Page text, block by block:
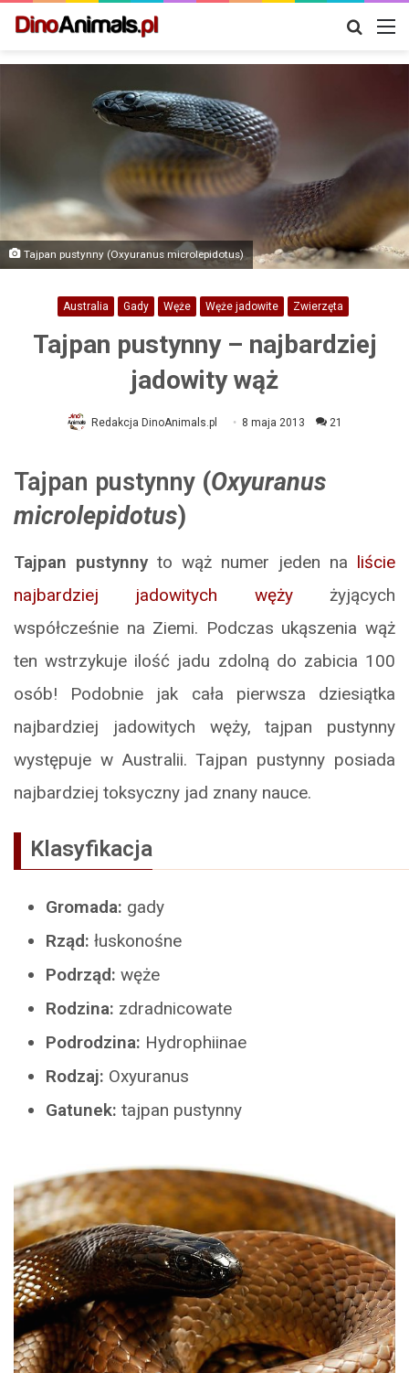
Szukaj
Tajpan pustynny (Oxyuranus microlepidotus)
Australia Gady Węże Węże jadowite Zwierzęta
Tajpan pustynny – najbardziej
jadowity wąż
Redakcja DinoAnimals.pl 8 maja 2013 21
Tajpan pustynny (Oxyuranus
microlepidotus)
Tajpan pustynnyto wąż numer jeden na liście
najbardziej jadowitych wężyżyjących
współcześnie na Ziemi. Podczas ukąszenia wąż
ten wstrzykuje ilość jadu zdolną do zabicia 100
osób! Podobnie jak cała pierwsza dziesiątka
najbardziej jadowitych węży, tajpan pustynny
występuje w Australii. Tajpan pustynny posiada
najbardziej toksyczny jad znany nauce.
Klasyfikacja
Gromada: gady
Rząd: łuskonośne
Podrząd: węże
Rodzina: zdradnicowate
Podrodzina: Hydrophiinae
Rodzaj: Oxyuranus
Gatunek: tajpan pustynny